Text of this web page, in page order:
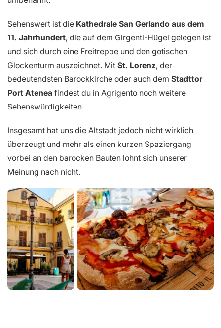
Sehenswert ist die Kathedrale San Gerlando aus dem
11. Jahrhundert, die auf dem Girgenti-Hügel gelegen ist
und sich durch eine Freitreppe und den gotischen
Glockenturm auszeichnet. Mit St. Lorenz, der
bedeutendsten Barockkirche oder auch dem Stadttor
Port Atenea findest du in Agrigento noch weitere
Sehenswürdigkeiten.
Insgesamt hat uns die Altstadt jedoch nicht wirklich
überzeugt und mehr als einen kurzen Spaziergang
vorbei an den barocken Bauten lohnt sich unserer
Meinung nach nicht.